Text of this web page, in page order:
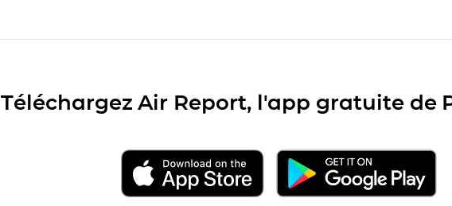
Téléchargez Air Report, l'app gratuite de